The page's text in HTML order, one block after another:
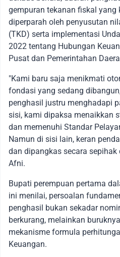
gempuran tekanan fiskal yang
diperparah oleh penyusutan
(TKD) serta implementasi
2022 tentang Hubungan
Pusat dan Pemerintahan
"Kami baru saja menikmati
fondasi yang sedang
penghasil justru menghadapi
sisi, kami dipaksa menaikkan
dan memenuhi Standar
Namun di sisi lain, keran
dan dipangkas secara
Afni.
Bupati perempuan pertama
ini menilai, persoalan
penghasil bukan sekadar
berkurang, melainkan
mekanisme formula
Keuangan.